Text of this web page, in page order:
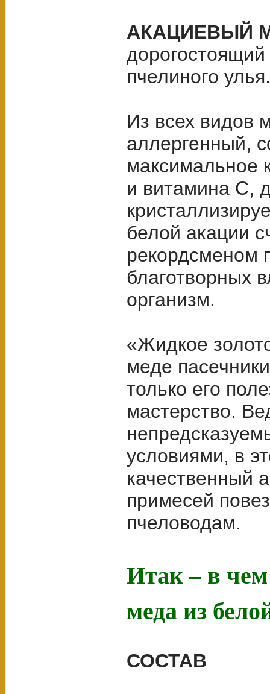
АКАЦИЕВЫЙ
дорогостоящий
пчелиного
Из всех видов
аллергенный,
максимальное
и витамина С,
белой акации
рекордсменом
благотворных
организм.
«Жидкое
меде
только его
мастерство.
условиями, в
качественный
примесей
пчеловодам.
Итак – в
меда из
СОСТАВ